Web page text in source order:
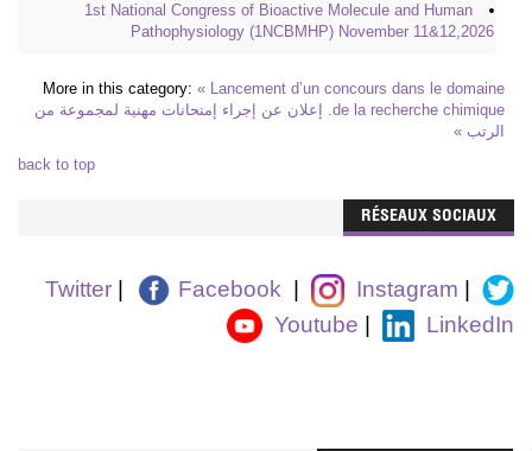
1st National Congress of Bioactive Molecule and Human
Pathophysiology (1NCBMHP) November 11&12,2026
More in this category: « Lancement d’un concours dans le domaine
de la recherche chimique.
إعلان عن إجراء إمتحانات مهنية لمجموعة من
الرتب »
back to top
RÉSEAUX SOCIAUX
Twitter | Facebook | Instagram |
Youtube | LinkedIn